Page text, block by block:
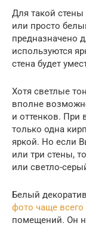
Для такой
или просто
предназначено
используются
стена будет
Хотя светлые
вполне
и оттенков. При
только одна
яркой. Но если
или три стены,
или светло-
Белый
фото чаще всего
помещений. Он